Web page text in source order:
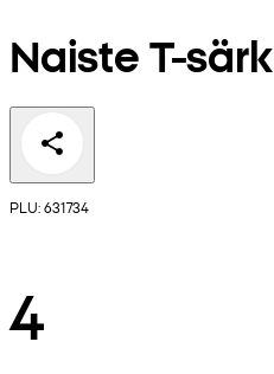
Naiste T-särk
PLU: 631734
4